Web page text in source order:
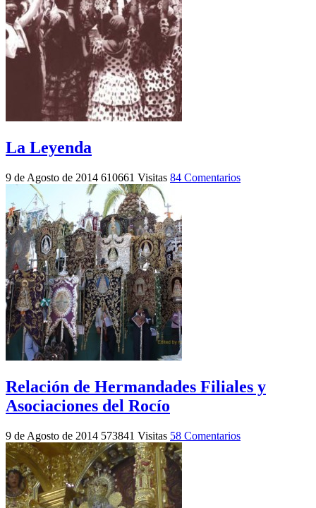
La Leyenda
9 de Agosto de 2014 610661 Visitas 84 Comentarios
Relación de Hermandades Filiales y
Asociaciones del Rocío
9 de Agosto de 2014 573841 Visitas 58 Comentarios